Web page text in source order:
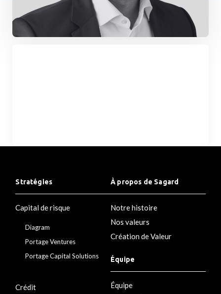
Stratégies
Capital de risque
Diagram
Portage Ventures
Portage Capital Solutions
Crédit
À propos de Sagard
Notre histoire
Nos valeurs
Création de Valeur
Équipe
Équipe